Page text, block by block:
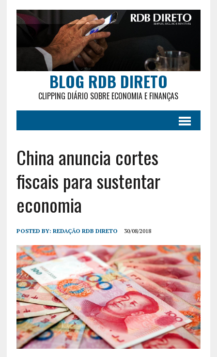
BLOG RDB DIRETO
CLIPPING DIÁRIO SOBRE ECONOMIA E FINANÇAS
China anuncia cortes
fiscais para sustentar
economia
POSTED BY: REDAÇÃO RDB DIRETO 30/08/2018